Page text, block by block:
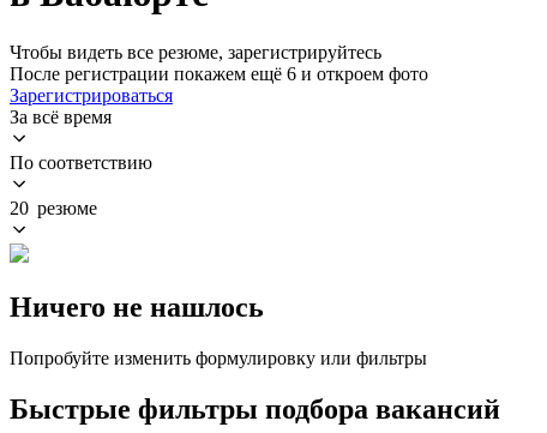
Чтобы видеть все резюме, зарегистрируйтесь
После регистрации покажем ещё 6 и откроем фото
Зарегистрироваться
За всё время
По соответствию
20 резюме
Ничего не нашлось
Попробуйте изменить формулировку или фильтры
Быстрые фильтры подбора вакансий